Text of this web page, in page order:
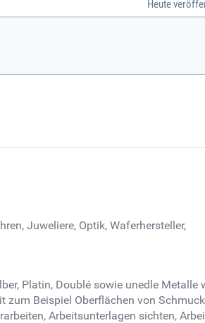
Heute
Juweliere, Optik, Waferhersteller,
Platin, Doublé sowie unedle Metalle
zum Beispiel Oberflächen von
Arbeitsunterlagen sichten,